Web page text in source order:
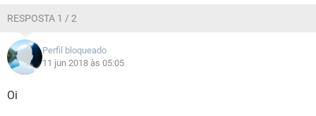
RESPOSTA 1 / 2
Perfil bloqueado
11 jun 2018 às 05:05
Oi